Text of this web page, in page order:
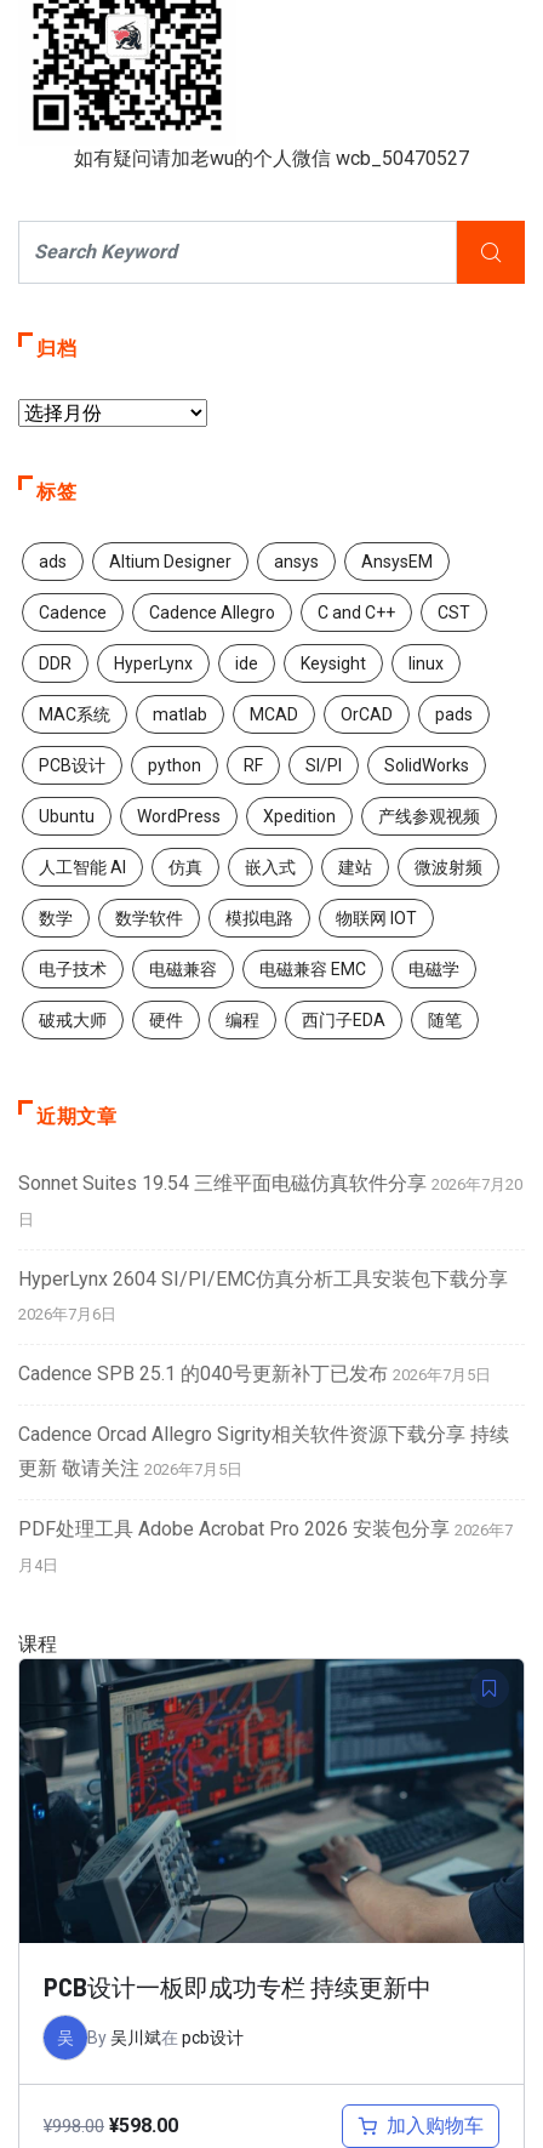
如有疑问请加老wu的个人微信 wcb_50470527
归档
标签
ads Altium Designer ansys AnsysEM
Cadence Cadence Allegro C and C++ CST
DDR HyperLynx ide Keysight linux
MAC系统 matlab MCAD OrCAD pads
PCB设计 python RF SI/PI SolidWorks
Ubuntu WordPress Xpedition 产线参观视频
人工智能 AI 仿真 嵌入式 建站 微波射频
数学 数学软件 模拟电路 物联网 IOT
电子技术 电磁兼容 电磁兼容 EMC 电磁学
破戒大师 硬件 编程 西门子EDA 随笔
近期文章
Sonnet Suites 19.54 三维平面电磁仿真软件分享 2026年7月20
日
HyperLynx 2604 SI/PI/EMC仿真分析工具安装包下载分享
2026年7月6日
Cadence SPB 25.1 的040号更新补丁已发布 2026年7月5日
Cadence Orcad Allegro Sigrity相关软件资源下载分享 持续
更新 敬请关注 2026年7月5日
PDF处理工具 Adobe Acrobat Pro 2026 安装包分享 2026年7
月4日
课程
PCB设计一板即成功专栏 持续更新中
吴 By吴川斌在 pcb设计
¥998.00 ¥598.00 加入购物车